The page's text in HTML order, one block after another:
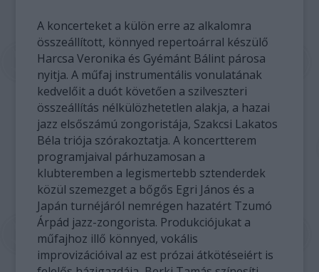
A koncerteket a külön erre az alkalomra
összeállított, könnyed repertoárral készülő
Harcsa Veronika és Gyémánt Bálint párosa
nyitja. A műfaj instrumentális vonulatának
kedvelőit a duót követően a szilveszteri
összeállítás nélkülözhetetlen alakja, a hazai
jazz elsőszámú zongoristája, Szakcsi Lakatos
Béla triója szórakoztatja. A koncertterem
programjaival párhuzamosan a
klubteremben a legismertebb sztenderdek
közül szemezget a bőgős Egri János és a
Japán turnéjáról nemrégen hazatért Tzumó
Árpád jazz-zongorista. Produkciójukat a
műfajhoz illő könnyed, vokális
improvizációival az est prózai átkötéseiért is